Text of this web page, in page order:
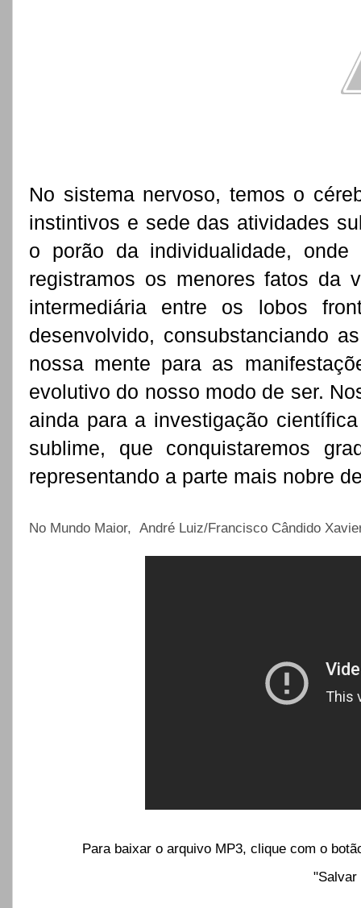
No sistema nervoso, temos o
instintivos e sede das atividades
o porão da individualidade,
registramos os menores fatos da
intermediária entre os lobos
desenvolvido, consubstanciando
nossa mente para as
evolutivo do nosso modo de ser.
ainda para a investigação
sublime, que conquistaremos
representando a parte mais nobre
No Mundo Maior, André Luiz/Francisco Cândido
Para baixar o arquivo MP3, clique com o
"Salvar